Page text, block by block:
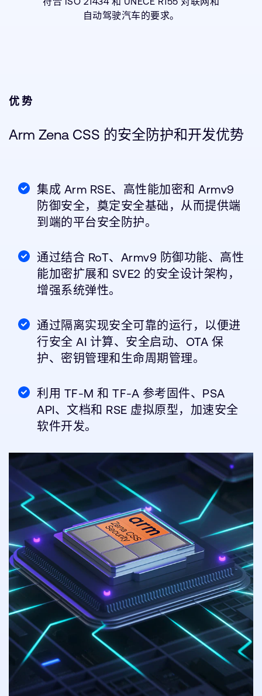
自动驾驶汽车的要求。
优势
Arm Zena CSS 的安全防护和开发优势
集成 Arm RSE、高性能加密和 Armv9
防御安全，奠定安全基础，从而提供端
到端的平台安全防护。
通过结合 RoT、Armv9 防御功能、高性
能加密扩展和 SVE2 的安全设计架构，
增强系统弹性。
通过隔离实现安全可靠的运行，以便进
行安全 AI 计算、安全启动、OTA 保
护、密钥管理和生命周期管理。
利用 TF-M 和 TF-A 参考固件、PSA
API、文档和 RSE 虚拟原型，加速安全
软件开发。